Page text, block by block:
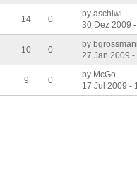
14 0
by aschiwi
30 Dez 2009
10 0
by
27 Jan 2009
9 0
by McGo
17 Jul 2009 -